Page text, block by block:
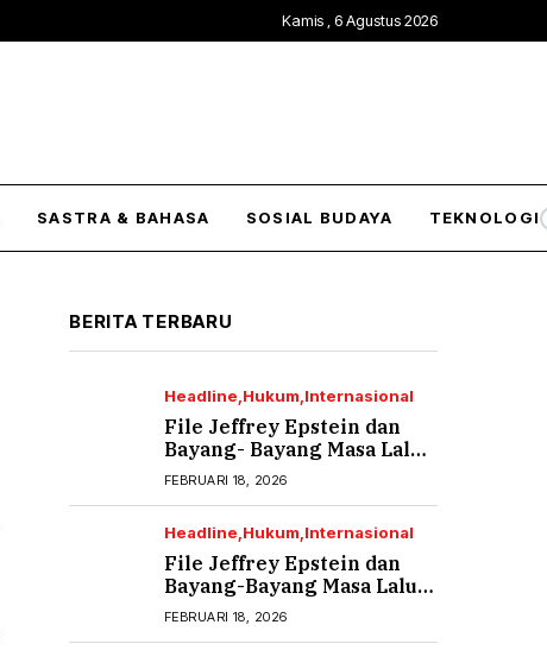
Kamis , 6 Agustus 2026
SASTRA & BAHASA SOSIAL BUDAYA TEKNOLOGI
BERITA TERBARU
Headline Hukum Internasional
File Jeffrey Epstein dan
Bayang- Bayang Masa Lalu
yang Tak Pernah Usai (2)
FEBRUARI 18, 2026
Headline Hukum Internasional
File Jeffrey Epstein dan
Bayang-Bayang Masa Lalu
yang Tak Pernah Usai (1)
FEBRUARI 18, 2026